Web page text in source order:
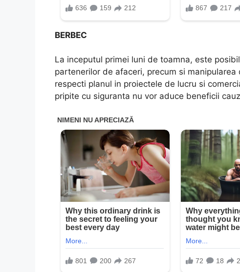
BERBEC
La inceputul primei luni de toamna, este
partenerilor de afaceri, precum si
respecti planul in proiectele de lucru si
pripite cu siguranta nu vor aduce beneficii